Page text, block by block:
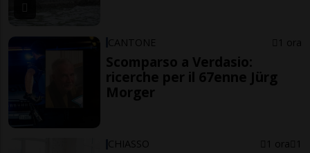
CANTONE 1 ora
Scomparso a Verdasio:
ricerche per il 67enne Jürg
Morger
CHIASSO 1 ora 1